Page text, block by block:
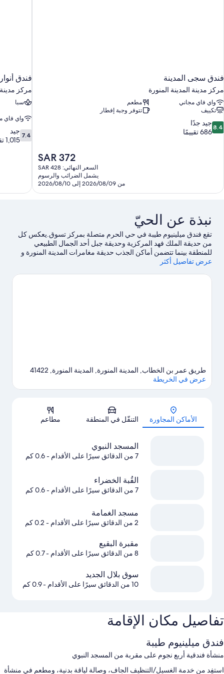
فندق سجى المدينة
مركز مدينة المدينة المنورة
واي فاي مجاني
مطعم
تكييف
تتوفر وجبة إفطار
8.4
من
8.4 جيد جدًا
686 تقييمًا
السعر
الحالي
هو
SAR
372
SAR 372
السعر النهائي: SAR 428
يشمل الضرائب والرسوم
من 2026/08/09 إلى 2026/08/10
فندق
مركز مدينة
سبا
واي فاي
7.4
من
7.4 جيد
1,015 تقييمًا
نبذة عن الحيّ
تقع فندق ميلينيوم طيبة في حي الحرم متصلة بمركز تسوق.يعكس كل
من حديقة الملك فهد المركزية وحديقة جبل أحد الجمال الطبيعي
للمنطقة بينما تتضمن أماكن الجذب حديقة مغامرات المدينة المنورة و
مركز المدينة للفنون.
عرض تفاصيل أكثر
الخريطة
طريق عمر بن الخطاب, المدينة المنورة, المدينة المنورة, 41422
عرض في الخريطة
الأماكن المجاورة التنقّل في المنطقة مطاعم
المسجد النبوي
7 من الدقائق سيرًا على الأقدام - 0.6 كم
القُبة الخضراء
7 من الدقائق سيرًا على الأقدام - 0.6 كم
مسجد الغمامة
2 من الدقائق سيرًا على الأقدام - 0.2 كم
مقبرة البقيع
8 من الدقائق سيرًا على الأقدام - 0.7 كم
سوق بلال الجديد
10 من الدقائق سيرًا على الأقدام - 0.9 كم
تفاصيل مكان الإقامة
فندق ميلينيوم طيبة
منشأة فندقية أربع نجوم على مقربة من المسجد النبوي
استفِد من خدمة الغسيل/التنظيف الجاف، وصالة لياقة بدنية، ومطعم في منشأة